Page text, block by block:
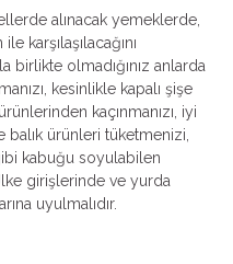
alınacak yemeklerde,
karşılaşılacağını
birlikte olmadığınız anlarda
kesinlikle kapalı şişe
kaçınmanızı, iyi
ürünleri tüketmenizi,
kabuğu soyulabilen
girişlerinde ve yurda
uyulmalıdır.